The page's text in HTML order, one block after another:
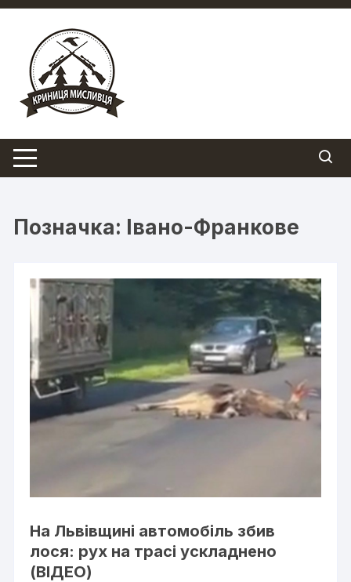
Перейти
вмісту
Позначка: Івано-Франкове
На Львівщині автомобіль збив
лося: рух на трасі ускладнено
(ВІДЕО)